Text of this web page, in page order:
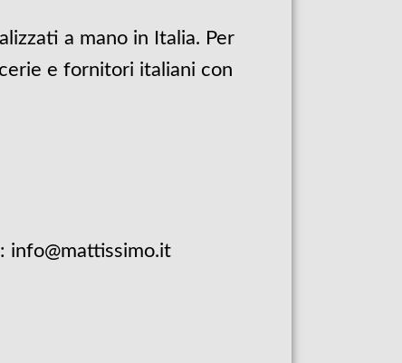
a mano in Italia. Per
e fornitori italiani con
info@mattissimo.it